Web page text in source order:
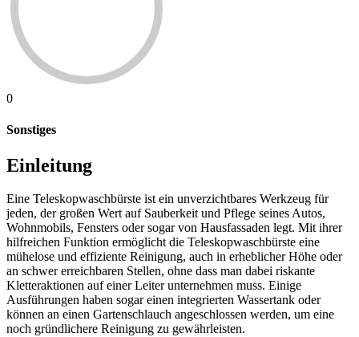
0
Sonstiges
Einleitung
Eine Teleskopwaschbürste ist ein unverzichtbares Werkzeug für
jeden, der großen Wert auf Sauberkeit und Pflege seines Autos,
Wohnmobils, Fensters oder sogar von Hausfassaden legt. Mit ihrer
hilfreichen Funktion ermöglicht die Teleskopwaschbürste eine
mühelose und effiziente Reinigung, auch in erheblicher Höhe oder
an schwer erreichbaren Stellen, ohne dass man dabei riskante
Kletteraktionen auf einer Leiter unternehmen muss. Einige
Ausführungen haben sogar einen integrierten Wassertank oder
können an einen Gartenschlauch angeschlossen werden, um eine
noch gründlichere Reinigung zu gewährleisten.